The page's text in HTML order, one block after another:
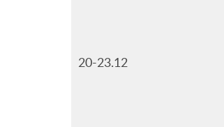
20-23.12